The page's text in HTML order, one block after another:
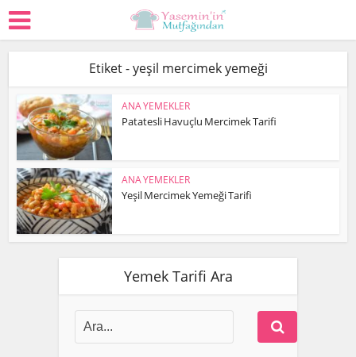
Etiket - yeşil mercimek yemeği
ANA YEMEKLER
Patatesli Havuçlu Mercimek Tarifi
ANA YEMEKLER
Yeşil Mercimek Yemeği Tarifi
Yemek Tarifi Ara